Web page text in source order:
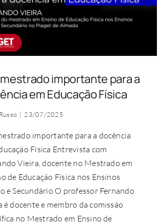
importante para a
em Educação Física
| 23/07/2025
importante para a docência
Física Entrevista com
Vieira, docente no Mestrado em
de Educação Física nos Ensinos
e Secundário O professor Fernando
é docente e membro da comissão
no Mestrado em Ensino de